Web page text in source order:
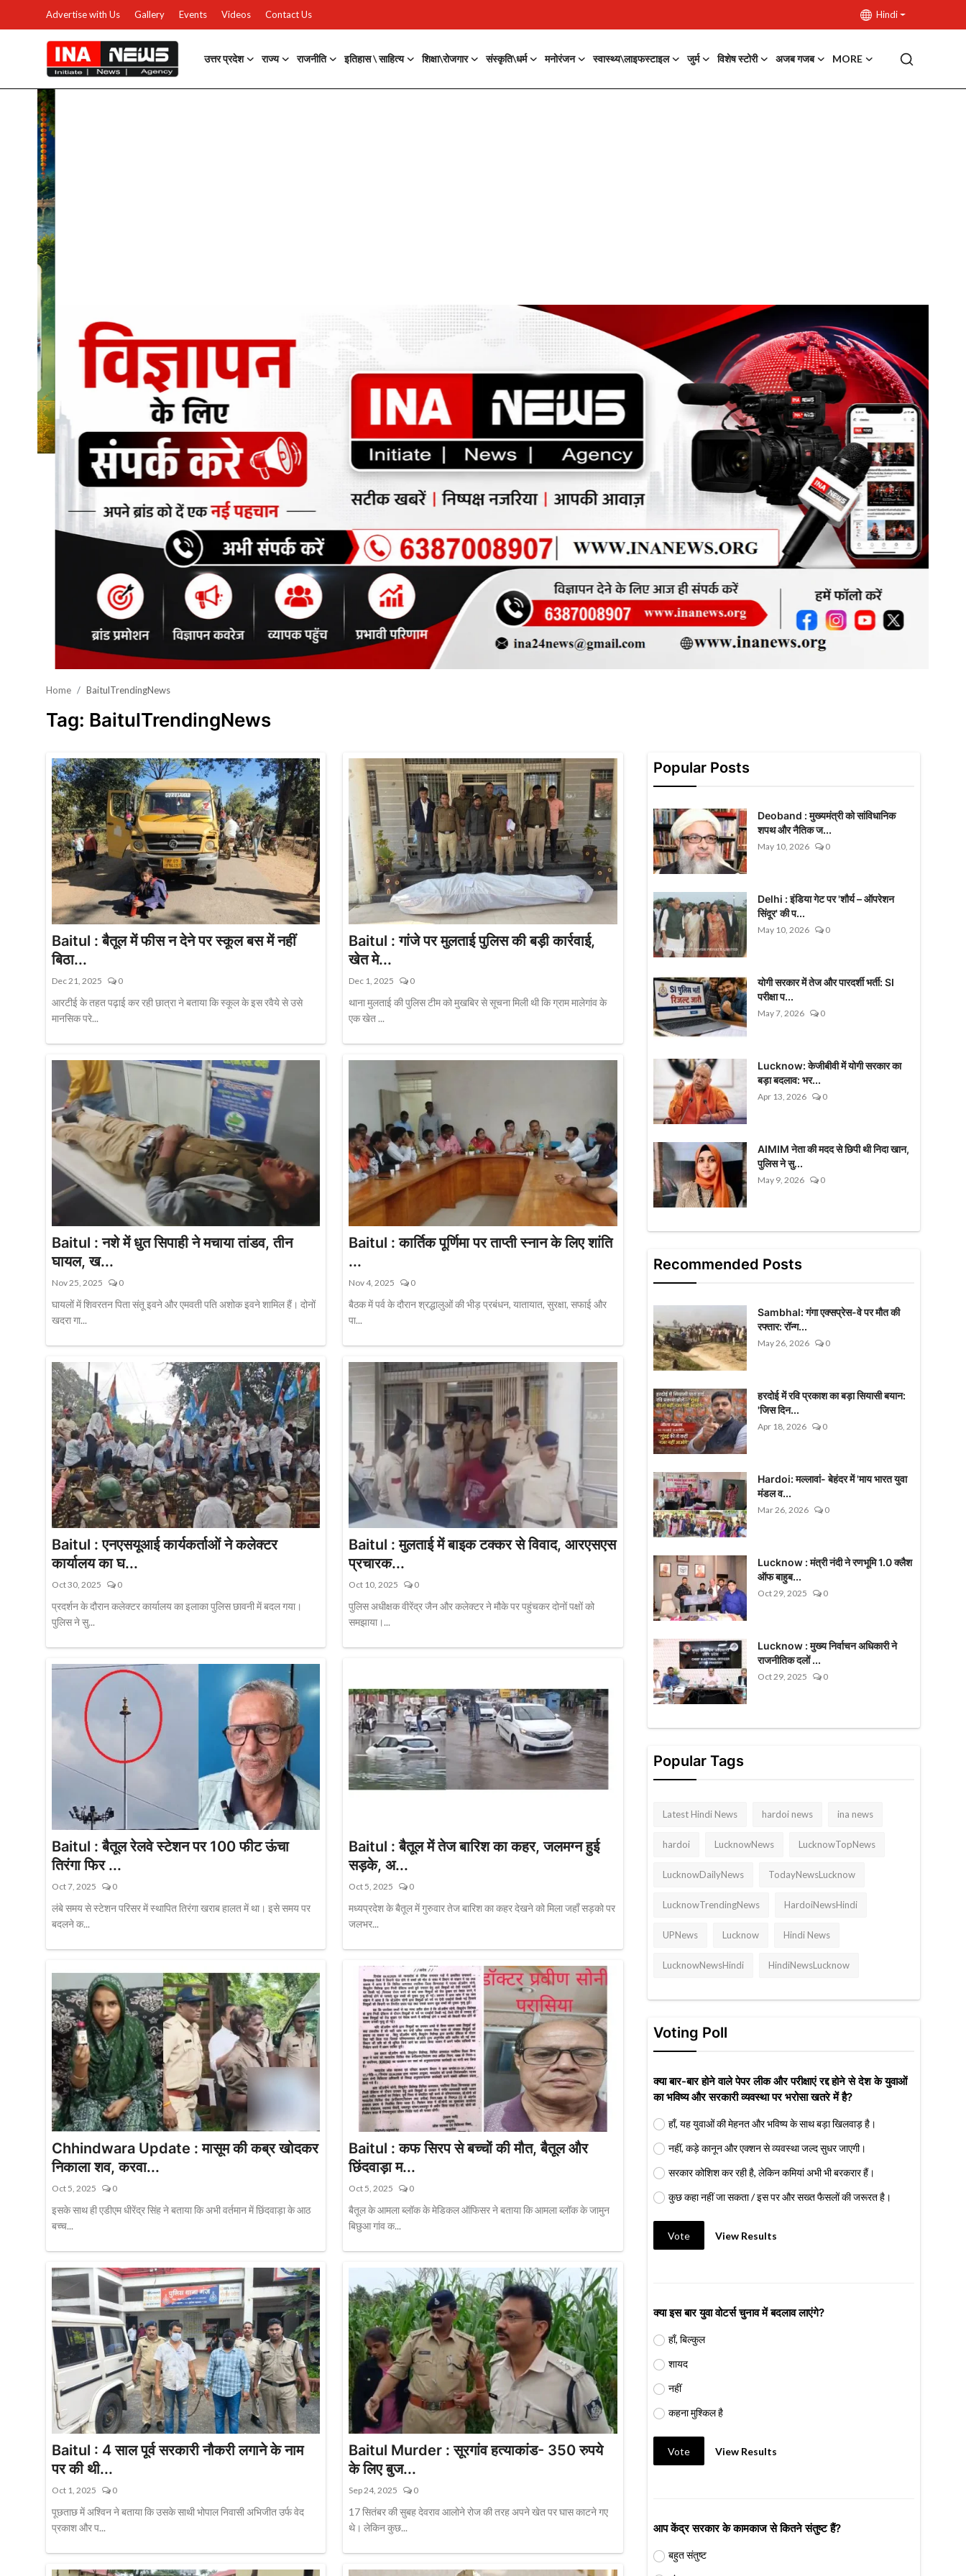
Advertise with Us Gallery Events Videos Contact Us Hindi
उत्तर प्रदेश राज्य राजनीति इतिहास \ साहित्य शिक्षा\रोजगार संस्कृति\धर्म मनोरंजन स्वास्थ्य\लाइफस्टाइल जुर्म विशेष स्टोरी अजब गजब MORE
उत्तर प्रदेश
Advertise with Us
Events
Gallery
राजनीति
Contacts
इतिहास \ साहित्य
शिक्षा\रोजगार
संस्कृति\धर्म
मनोरंजन
स्वास्थ्य\लाइफस्टाइल
अजब गजब
टेक्नोलॉजी / बिजनेस
वायरल न्यूज़
Home BaitulTrendingNews
Tag: BaitulTrendingNews
Baitul : बैतूल में फीस न देने पर स्कूल बस में नहीं
बिठा...
Dec 21, 2025 0
आरटीई के तहत पढ़ाई कर रही छात्रा ने बताया कि स्कूल के इस रवैये से उसे
मानसिक परे...
Baitul : गांजे पर मुलताई पुलिस की बड़ी कार्रवाई,
खेत मे...
Dec 1, 2025 0
थाना मुलताई की पुलिस टीम को मुखबिर से सूचना मिली थी कि ग्राम मालेगांव के
एक खेत ...
Baitul : नशे में धुत सिपाही ने मचाया तांडव, तीन
घायल, ख...
Nov 25, 2025 0
घायलों में शिवरतन पिता संतू इवने और एमवती पति अशोक इवने शामिल हैं। दोनों
खदरा गा...
Baitul : कार्तिक पूर्णिमा पर ताप्ती स्नान के लिए शांति
...
Nov 4, 2025 0
बैठक में पर्व के दौरान श्रद्धालुओं की भीड़ प्रबंधन, यातायात, सुरक्षा, सफाई और
पा...
Baitul : एनएसयूआई कार्यकर्ताओं ने कलेक्टर
कार्यालय का घ...
Oct 30, 2025 0
प्रदर्शन के दौरान कलेक्टर कार्यालय का इलाका पुलिस छावनी में बदल गया।
पुलिस ने सु...
Baitul : मुलताई में बाइक टक्कर से विवाद, आरएसएस
प्रचारक...
Oct 10, 2025 0
पुलिस अधीक्षक वीरेंद्र जैन और कलेक्टर ने मौके पर पहुंचकर दोनों पक्षों को
समझाया।...
Baitul : बैतूल रेलवे स्टेशन पर 100 फीट ऊंचा
तिरंगा फिर ...
Oct 7, 2025 0
लंबे समय से स्टेशन परिसर में स्थापित तिरंगा खराब हालत में था। इसे समय पर
बदलने क...
Baitul : बैतूल में तेज बारिश का कहर, जलमग्न हुई
सड़के, अ...
Oct 5, 2025 0
मध्यप्रदेश के बैतूल में गुरुवार तेज बारिश का कहर देखने को मिला जहाँ सड़को पर
जलभर...
Chhindwara Update : मासूम की कब्र खोदकर
निकाला शव, करवा...
Oct 5, 2025 0
इसके साथ ही एडीएम धीरेंद्र सिंह ने बताया कि अभी वर्तमान में छिंदवाड़ा के आठ
बच्च...
Baitul : कफ सिरप से बच्चों की मौत, बैतूल और
छिंदवाड़ा म...
Oct 5, 2025 0
बैतूल के आमला ब्लॉक के मेडिकल ऑफिसर ने बताया कि आमला ब्लॉक के जामुन
बिछुआ गांव क...
Baitul : 4 साल पूर्व सरकारी नौकरी लगाने के नाम
पर की थी...
Oct 1, 2025 0
पूछताछ में अश्विन ने बताया कि उसके साथी भोपाल निवासी अभिजीत उर्फ वेद
प्रकाश और प...
Baitul Murder : सूरगांव हत्याकांड- 350 रुपये
के लिए बुज...
Sep 24, 2025 0
17 सितंबर की सुबह देवराव आलोने रोज की तरह अपने खेत पर घास काटने गए
थे। लेकिन कुछ...
Popular Posts
Deoband : मुख्यमंत्री को सांविधानिक
शपथ और नैतिक ज...
May 10, 2026 0
Delhi : इंडिया गेट पर 'शौर्य – ऑपरेशन
सिंदूर' की प...
May 10, 2026 0
योगी सरकार में तेज और पारदर्शी भर्ती: SI
परीक्षा प...
May 7, 2026 0
Lucknow: केजीबीवी में योगी सरकार का
बड़ा बदलाव: भर...
Apr 13, 2026 0
AIMIM नेता की मदद से छिपी थी निदा खान,
पुलिस ने सु...
May 9, 2026 0
Recommended Posts
Sambhal: गंगा एक्सप्रेस-वे पर मौत की
रफ्तार: रॉन्ग...
May 26, 2026 0
हरदोई में रवि प्रकाश का बड़ा सियासी बयान:
'जिस दिन...
Apr 18, 2026 0
Hardoi: मल्लावां- बेहंदर में 'माय भारत युवा
मंडल व...
Mar 26, 2026 0
Lucknow : मंत्री नंदी ने रणभूमि 1.0 क्लैश
ऑफ बाहुब...
Oct 29, 2025 0
Lucknow : मुख्य निर्वाचन अधिकारी ने
राजनीतिक दलों ...
Oct 29, 2025 0
Popular Tags
Latest Hindi News hardoi news ina news
hardoi LucknowNews LucknowTopNews
LucknowDailyNews TodayNewsLucknow
LucknowTrendingNews HardoiNewsHindi
UPNews Lucknow Hindi News
LucknowNewsHindi HindiNewsLucknow
Voting Poll
क्या बार-बार होने वाले पेपर लीक और परीक्षाएं रद्द होने से देश के युवाओं
का भविष्य और सरकारी व्यवस्था पर भरोसा खतरे में है?
हाँ, यह युवाओं की मेहनत और भविष्य के साथ बड़ा खिलवाड़ है।
नहीं, कड़े कानून और एक्शन से व्यवस्था जल्द सुधर जाएगी।
सरकार कोशिश कर रही है, लेकिन कमियां अभी भी बरकरार हैं।
कुछ कहा नहीं जा सकता / इस पर और सख्त फैसलों की जरूरत है।
Vote View Results
क्या इस बार युवा वोटर्स चुनाव में बदलाव लाएंगे?
हाँ, बिल्कुल
शायद
नहीं
कहना मुश्किल है
Vote View Results
आप केंद्र सरकार के कामकाज से कितने संतुष्ट हैं?
बहुत संतुष्ट